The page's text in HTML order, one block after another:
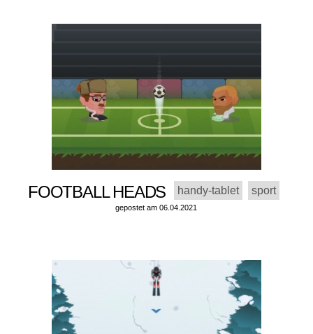
FOOTBALL HEADS handy-tablet sport
gepostet am 06.04.2021